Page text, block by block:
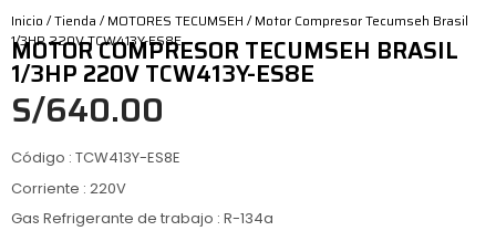
Inicio /Tienda /MOTORES TECUMSEH / Motor Compresor Tecumseh Brasil
1/3HP 220V TCW413Y-ES8E
MOTOR COMPRESOR TECUMSEH BRASIL
1/3HP 220V TCW413Y-ES8E
S/640.00
Código : TCW413Y-ES8E
Corriente : 220V
Gas Refrigerante de trabajo : R-134a